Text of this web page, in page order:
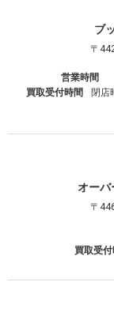
ブ
〒
営業時間
買取受付時間
閉店
オーバ
〒
買取受